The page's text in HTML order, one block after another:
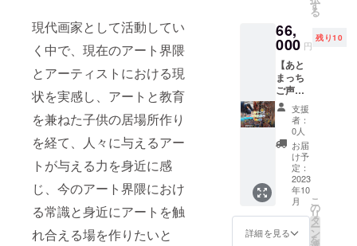
現代画家として活動してい
く中で、現在のアート界隈
とアーティストにおける現
状を実感し、アートと教育
を兼ねた子供の居場所作り
を経て、人々に与えるアー
トが与える力を身近に感
じ、今のアート界隈におけ
る常識と身近にアートを触
れ合える場を作りたいと
※郵送期
間〜
として
貸出可
能とな
りま
す。 会
期終了
時に
メッ
セージ
とあと
まっち
のご案
内をさ
せてい
ただき
ます。
※定員は
よるサ
ムホー
ルサイ
ズ（227
㎜×158
㎜）に
よる原
画作品
１点を
ご制作
いたし
ます！
会期終
了時に
メッ
セージ
とお作
す
る
66,
000 円
残り10
【あと
まっち
ご声援
Plan！
お礼の
メッ
セージ
と原画
作品１
点！限
定数】
お礼の
メッ
セージ
お手紙
支援
者：
0人
お届
け予
定：
2023
年10
月
詳細を見る
こ
の
リ
タ
ー
ン
を